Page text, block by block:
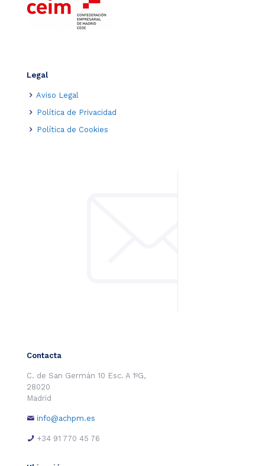
Legal
Aviso Legal
Política de Privacidad
Política de Cookies
Contacta
C. de San Germán 10 Esc. A 1ºG,
28020
Madrid
info@achpm.es
+34 91 770 45 76